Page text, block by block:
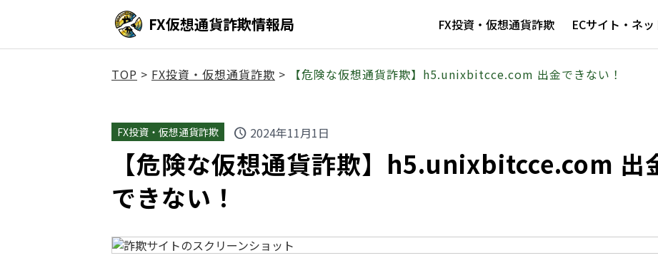
FX仮想通貨詐欺情報局 FX投資・仮想通貨詐欺 ECサイト・ネ
TOP > FX投資・仮想通貨詐欺 > 【危険な仮想通貨詐欺】h5.unixbitcce.com 出金できない！
FX投資・仮想通貨詐欺 schedule 2024年11月1日
【危険な仮想通貨詐欺】h5.unixbitcce.com 出
できない！